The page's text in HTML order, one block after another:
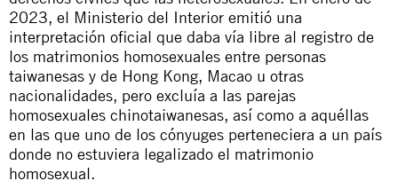
2023, el Ministerio del Interior emitió una
interpretación oficial que daba vía libre al registro de
los matrimonios homosexuales entre personas
taiwanesas y de Hong Kong, Macao u otras
nacionalidades, pero excluía a las parejas
homosexuales chinotaiwanesas, así como a aquéllas
en las que uno de los cónyuges perteneciera a un país
donde no estuviera legalizado el matrimonio
homosexual.